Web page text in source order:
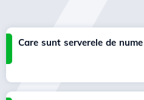
Care sunt serverele de